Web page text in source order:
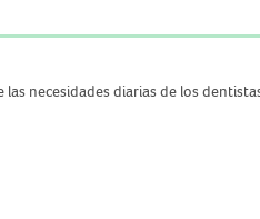
necesidades diarias de los